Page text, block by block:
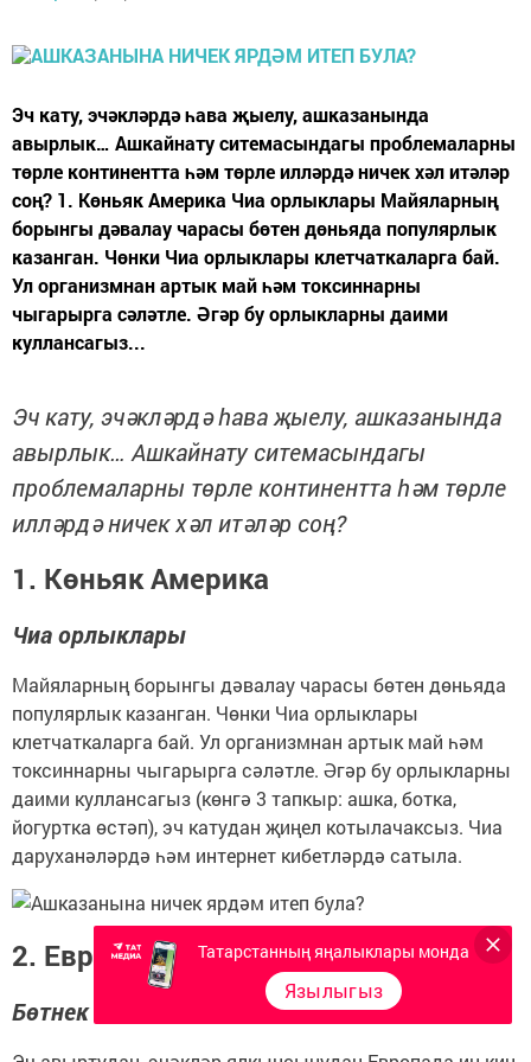
Эч кату, эчәкләрдә һава җыелу, ашказанында
авырлык… Ашкайнату ситемасындагы проблемаларны
төрле континентта һәм төрле илләрдә ничек хәл итәләр
соң? 1. Көньяк Америка Чиа орлыклары Майяларның
борынгы дәвалау чарасы бөтен дөньяда популярлык
казанган. Чөнки Чиа орлыклары клетчаткаларга бай.
Ул организмнан артык май һәм токсиннарны
чыгарырга сәләтле. Әгәр бу орлыкларны даими
куллансагыз...
Эч кату, эчәкләрдә һава җыелу, ашказанында
авырлык… Ашкайнату ситемасындагы
проблемаларны төрле континентта һәм төрле
илләрдә ничек хәл итәләр соң?
1. Көньяк Америка
Чиа орлыклары
Майяларның борынгы дәвалау чарасы бөтен дөньяда
популярлык казанган. Чөнки Чиа орлыклары
клетчаткаларга бай. Ул организмнан артык май һәм
токсиннарны чыгарырга сәләтле. Әгәр бу орлыкларны
даими куллансагыз (көнгә 3 тапкыр: ашка, ботка,
йогуртка өстәп), эч катудан җиңел котылачаксыз. Чиа
даруханәләрдә һәм интернет кибетләрдә сатыла.
2. Европада
Бөтнек
Татарстанның яңалыклары монда
Язылыгыз